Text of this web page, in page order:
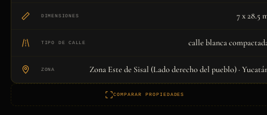
DIMENSIONES 7 x 28.5
TIPO DE CALLE calle blanca
ZONA Zona Este de Sisal (Lado derecho del pueblo) ·
COMPARAR PROPIEDADES